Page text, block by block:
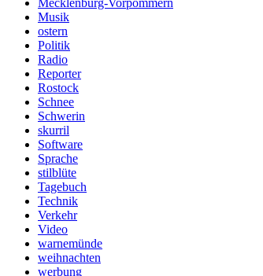
Mecklenburg-Vorpommern
Musik
ostern
Politik
Radio
Reporter
Rostock
Schnee
Schwerin
skurril
Software
Sprache
stilblüte
Tagebuch
Technik
Verkehr
Video
warnemünde
weihnachten
werbung